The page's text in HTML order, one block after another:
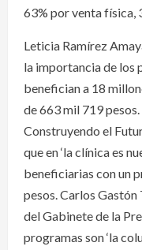
63% por venta física,
Leticia Ramírez
la importancia de los
benefician a 18
de 663 mil 719
Construyendo el
que en ‘la clínica es
beneficiarias con un
pesos. Carlos
del Gabinete de la
programas son ‘la